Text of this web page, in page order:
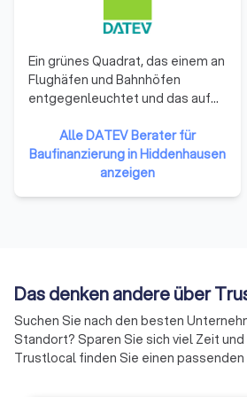
Ein grünes Quadrat, das einem an
Flughäfen und Bahnhöfen
entgegenleuchtet und das auf
finden ist. Wer DATEV allerdings
näher kennt, weiß: Dieses
Quadrat steht für qualitativ
Unternehmen.
Alle DATEV Berater für
Baufinanzierung in Hiddenhausen
anzeigen
Das denken andere über
Suchen Sie nach den besten
Standort? Sparen Sie sich viel Zeit und
Trustlocal finden Sie einen passenden